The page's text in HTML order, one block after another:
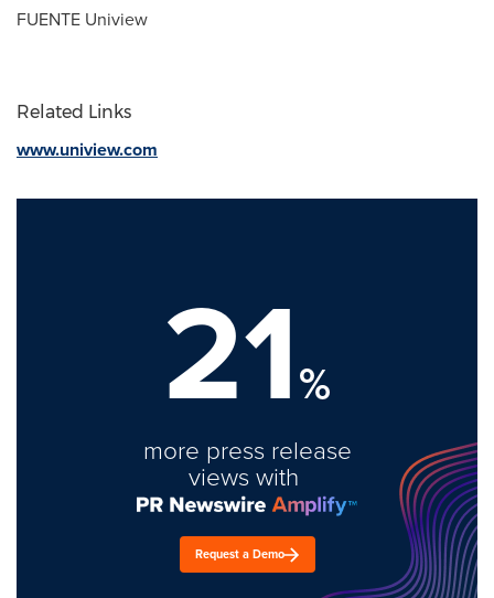
FUENTE Uniview
Related Links
www.uniview.com
21%
more press release
views with
Request a Demo